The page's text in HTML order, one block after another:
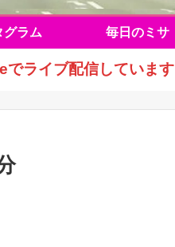
グラム 毎日のミサ
でライブ配信しています